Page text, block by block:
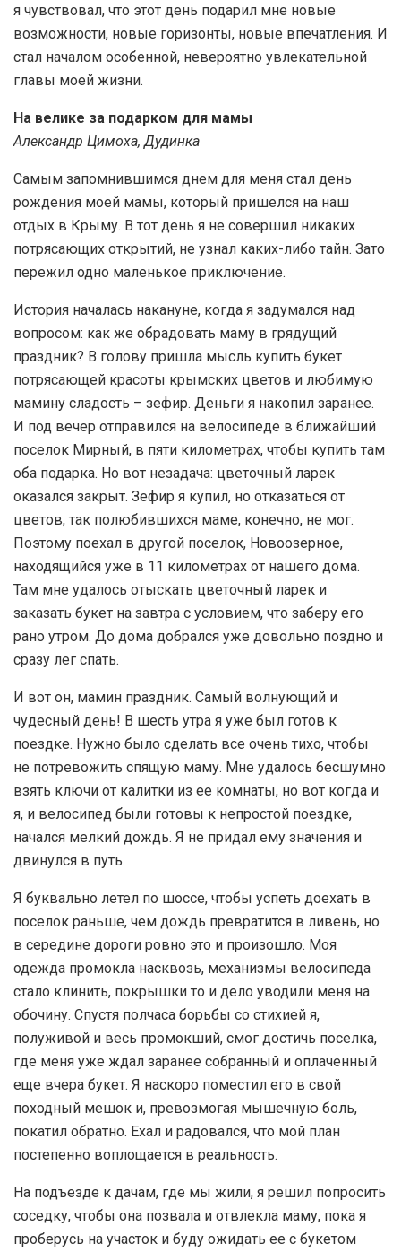
я чувствовал, что этот день подарил мне новые
возможности, новые горизонты, новые впечатления. И
стал началом особенной, невероятно увлекательной
главы моей жизни.
На велике за подарком для мамы
Александр Цимоха, Дудинка
Самым запомнившимся днем для меня стал день
рождения моей мамы, который пришелся на наш
отдых в Крыму. В тот день я не совершил никаких
потрясающих открытий, не узнал каких-либо тайн. Зато
пережил одно маленькое приключение.
История началась накануне, когда я задумался над
вопросом: как же обрадовать маму в грядущий
праздник? В голову пришла мысль купить букет
потрясающей красоты крымских цветов и любимую
мамину сладость – зефир. Деньги я накопил заранее.
И под вечер отправился на велосипеде в ближайший
поселок Мирный, в пяти километрах, чтобы купить там
оба подарка. Но вот незадача: цветочный ларек
оказался закрыт. Зефир я купил, но отказаться от
цветов, так полюбившихся маме, конечно, не мог.
Поэтому поехал в другой поселок, Новоозерное,
находящийся уже в 11 километрах от нашего дома.
Там мне удалось отыскать цветочный ларек и
заказать букет на завтра с условием, что заберу его
рано утром. До дома добрался уже довольно поздно и
сразу лег спать.
И вот он, мамин праздник. Самый волнующий и
чудесный день! В шесть утра я уже был готов к
поездке. Нужно было сделать все очень тихо, чтобы
не потревожить спящую маму. Мне удалось бесшумно
взять ключи от калитки из ее комнаты, но вот когда и
я, и велосипед были готовы к непростой поездке,
начался мелкий дождь. Я не придал ему значения и
двинулся в путь.
Я буквально летел по шоссе, чтобы успеть доехать в
поселок раньше, чем дождь превратится в ливень, но
в середине дороги ровно это и произошло. Моя
одежда промокла насквозь, механизмы велосипеда
стало клинить, покрышки то и дело уводили меня на
обочину. Спустя полчаса борьбы со стихией я,
полуживой и весь промокший, смог достичь поселка,
где меня уже ждал заранее собранный и оплаченный
еще вчера букет. Я наскоро поместил его в свой
походный мешок и, превозмогая мышечную боль,
покатил обратно. Ехал и радовался, что мой план
постепенно воплощается в реальность.
На подъезде к дачам, где мы жили, я решил попросить
соседку, чтобы она позвала и отвлекла маму, пока я
проберусь на участок и буду ожидать ее с букетом